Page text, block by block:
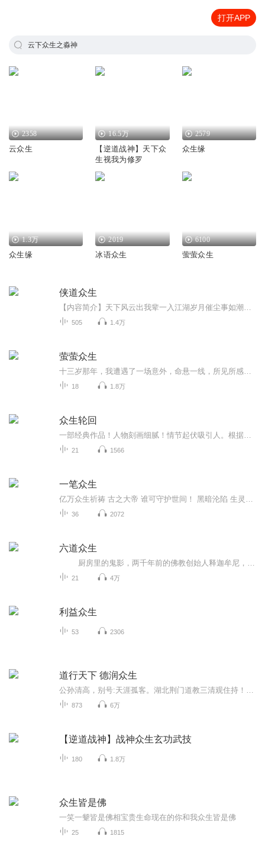
打开APP
云下众生之淼神
2358
云众生
16.5万
【逆道战神】天下众
生视我为修罗
2579
众生缘
1.3万
众生缘
2019
冰语众生
6100
萤萤众生
侠道众生
505 1.4万
萤萤众生
18 1.8万
众生轮回
21 1566
一笔众生
36 2072
六道众生
21 4万
利益众生
53 2306
道行天下 德润众生
873 6万
【逆道战神】战神众生玄功武技
180 1.8万
众生皆是佛
一笑一颦皆是佛相宝贵生命现在的你和我众生皆是佛
25 1815